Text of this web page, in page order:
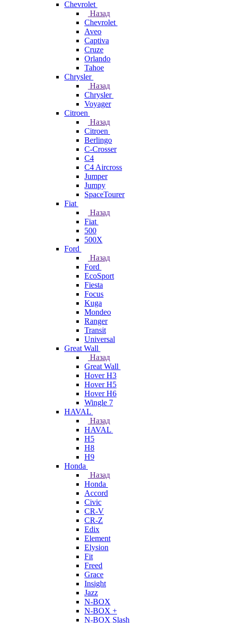
Chevrolet
Назад
Chevrolet
Aveo
Captiva
Cruze
Orlando
Tahoe
Chrysler
Назад
Chrysler
Voyager
Citroen
Назад
Citroen
Berlingo
C-Crosser
C4
C4 Aircross
Jumper
Jumpy
SpaceTourer
Fiat
Назад
Fiat
500
500X
Ford
Назад
Ford
EcoSport
Fiesta
Focus
Kuga
Mondeo
Ranger
Transit
Universal
Great Wall
Назад
Great Wall
Hover H3
Hover H5
Hover H6
Wingle 7
HAVAL
Назад
HAVAL
H5
H8
H9
Honda
Назад
Honda
Accord
Civic
CR-V
CR-Z
Edix
Element
Elysion
Fit
Freed
Grace
Insight
Jazz
N-BOX
N-BOX +
N-BOX Slash